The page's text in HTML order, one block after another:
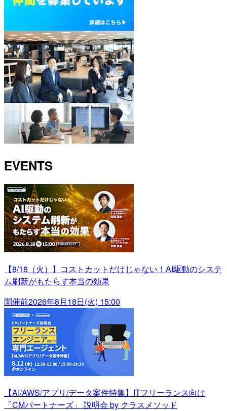
EVENTS
【8/18（火）】コストカットだけじゃない！AI駆動のシステ
ム刷新がもたらす本当の効果
開催前2026年8月18日(火) 15:00
【AI/AWS/アプリ/データ案件特集】ITフリーランス向け
「CMパートナーズ」 説明会 by クラスメソッド